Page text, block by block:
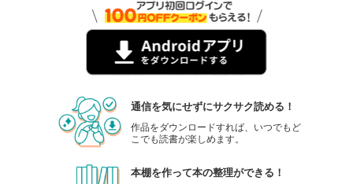
通信を気にせずにサクサク読める！
作品をダウンロードすれば、いつでもど
こでも読書が楽しめます。
本棚を作って本の整理ができる！